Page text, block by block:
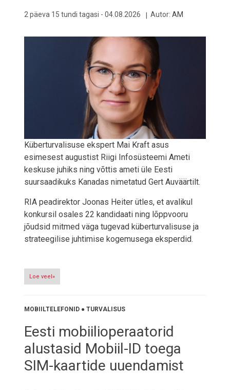
2 päeva 15 tundi tagasi - 04.08.2026 Autor: AM
Küberturvalisuse ekspert Mai Kraft asus
esimesest augustist Riigi Infosüsteemi Ameti
keskuse juhiks ning võttis ameti üle Eesti
suursaadikuks Kanadas nimetatud Gert Auväärtilt.
RIA peadirektor Joonas Heiter ütles, et avalikul
konkursil osales 22 kandidaati ning lõppvooru
jõudsid mitmed väga tugevad küberturvalisuse ja
strateegilise juhtimise kogemusega eksperdid.
Loe veel»
MOBIILTELEFONID ● TURVALISUS
Eesti mobiilioperaatorid
alustasid Mobiil-ID toega
SIM-kaartide uuendamist